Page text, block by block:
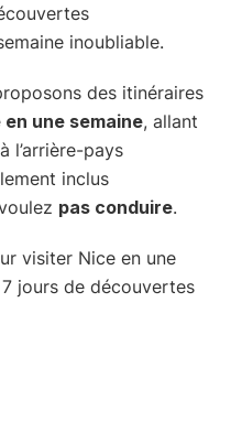
inoubliable.
des itinéraires
une semaine, allant
l’arrière-pays
inclus
pas conduire.